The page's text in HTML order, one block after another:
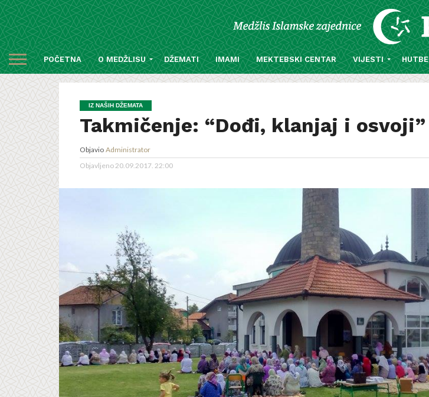
POČETNA O MEDŽLISU DŽEMATI IMAMI MEKTEBSKI CENTAR VIJESTI HUTBE
IZ NAŠIH DŽEMATA
Takmičenje: “Dođi, klanjaj i osvoji”
Objavio Administrator
Objavljeno20.09.2017. 22:00